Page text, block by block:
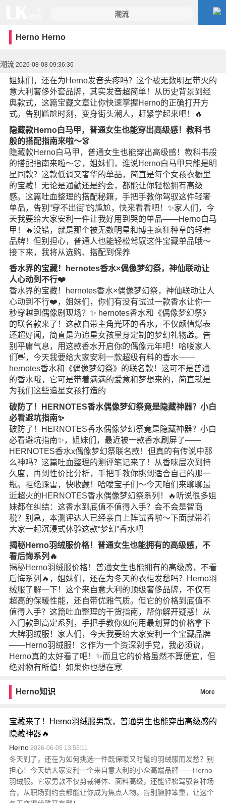
Herno Herno
潮流 2026-08-08 09:36:36
姐妹们，还在为Herno发音头疼吗？这个被无数明星带火的
意大利奢侈外套品牌，其实发音超简单！从历史背景到经
典款式，这篇宝藏文章让你快速掌握Herno的正确打开方
式。告别尴尬时刻，变身街头潮人，赶紧学起来吧！🔥
隐藏款Herno白马甲，普通女生也能穿出高级感！教科书
般的搭配指南来啦～👗
隐藏款Herno白马甲，普通女生也能穿出高级感！教科书般
的搭配指南来啦～👗，姐妹们，谁说Herno白马甲只能是明
星同款？这款低调又奢华的单品，简直是每个女孩衣橱里
的宝藏！无论是通勤还是约会，都能让你轻松拥有高级
感。这篇吐血整理的搭配秘籍，手把手教你驾驭这件轻奢
单品，告别“穿不出街”的尴尬，快来看看吧！✨家人们，今
天我要给大家安利一件让我好用到哭的单品——Herno白马
甲！🔥没错，就是那个被无数明星和博主疯狂种草的轻奢
品牌！但别担心，普通人也能轻松驾驭这件宝藏单品哦～
接下来，我将从选购、搭配到保养
香水界的宝藏！hernotes香水×偶像梦幻祭，神仙联动让
人心动到不行❤️
香水界的宝藏！hernotes香水×偶像梦幻祭，神仙联动让人
心动到不行❤️，姐妹们，你们有没有试过一款香水让你一
秒穿越到偶像剧现场？✨ hernotes香水和《偶像梦幻祭》
的联名款来了！这款自带主角光环的香水，不仅颜值爆表
还超好闻，简直是为追星女孩量身定制的梦幻礼物🎁。告
别平庸气息，用这款香水开启你的偶像元年吧！哈喽家人
们👋，今天我要给大家安利一款超级有料的香水——
hernotes香水和《偶像梦幻祭》的联名款！这可不是普通
的香水哦，它可是带着满满的爱意和梦想来的，简直就是
为我们这些追星女孩打造的
破防了！HERNOTES香水偶像梦幻祭竟是隐藏神器？小白
必看避坑指南✨
破防了！HERNOTES香水偶像梦幻祭竟是隐藏神器？小白
必看避坑指南✨，姐妹们，最近被一款香水刷屏了——
HERNOTES香水x偶像梦幻祭联名款！但真的有传说中那
么神吗？这篇吐血整理的测评笔记来了！从香味层次到持
久度，再到性价比分析，手把手教你挑到适合自己的那一
瓶。拒绝踩雷，快收藏！哈喽宝子们～今天咱们来聊聊最
近超火的HERNOTES香水偶像梦幻祭系列！🔥听说很多姐
妹都在纠结：这香水到底值不值得入手？会不会是智商
税？别急，本测评达人已经亲自上阵试香啦～下面就带着
大家一起沉浸式体验这款“梦幻”香水吧
揭秘Herno羽绒服价格！普通女生也能拥有的高级感，不
看后悔系列🔥
揭秘Herno羽绒服价格！普通女生也能拥有的高级感，不看
后悔系列🔥，姐妹们，还在为冬天的衣柜发愁吗？Herno羽
绒服了解一下！这个来自意大利的顶级奢侈品牌，不仅有
超高的保暖性能，还自带优雅气质。但它的价格到底值不
值得入手？这篇吐血整理的干货指南，帮你解开疑惑！从
入门款到高定系列，手把手教你如何用最划算的价格拿下
大牌羽绒服！家人们，今天我要给大家安利一个宝藏品牌
——Herno羽绒服！👗作为一个资深剁手党，我必须说，
Herno真的太好看了吧！✨而且它的价格虽然不算便宜，但
绝对物有所值！如果你也想在寒
Herno知识 More
宝藏来了！Herno羽绒服男款，普通男生也能穿出高级感的
隐藏神器🔥
Herno2026-06-05 13:55:11
冬天到了，还在为如何挑选一件既保暖又时髦的羽绒服而发愁？别
担心！今天给大家安利一个来自意大利的小众高端品牌——Herno
羽绒服。它家男款不仅剪裁得体、面料高级，还能轻松驾驭各种场
合，从职场到约会都能让你成为焦点人物。告别臃肿笨重，让这个